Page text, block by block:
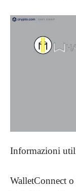
Informazioni
WalletConnect